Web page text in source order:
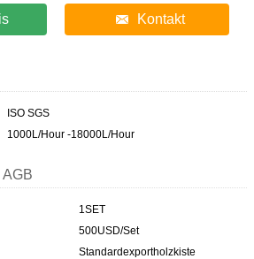
Kontakt
ISO SGS
1000L/Hour -18000L/Hour
1SET
500USD/Set
Standardexportholzkiste